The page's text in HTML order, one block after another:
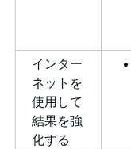
インター
ネットを
使用して
結果を強
化する